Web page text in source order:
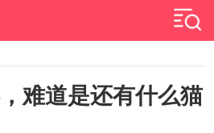
难道是还有什么猫